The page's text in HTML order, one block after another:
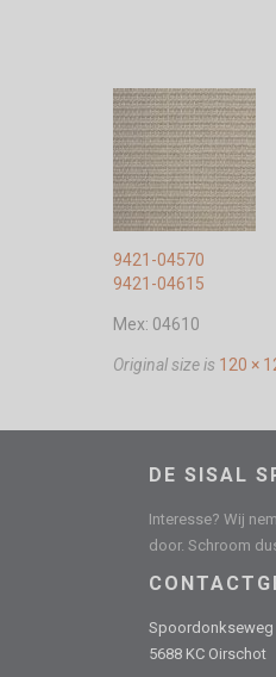
9421-04570
9421-04615
Mex: 04610
Original size is 120 ×
DE SISAL
Interesse? Wij
door. Schroom
Spoordonkseweg
5688 KC Oirschot